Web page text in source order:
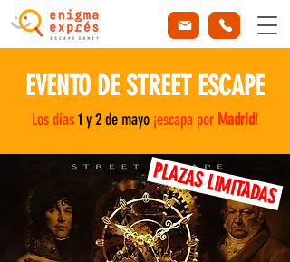
EVENTO DE STREET ESCAPE
Los días1 y 2 de mayo ¡escapa por Madrid!
PLAZAS LIMITADAS